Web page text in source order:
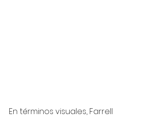
En términos visuales, Farrell